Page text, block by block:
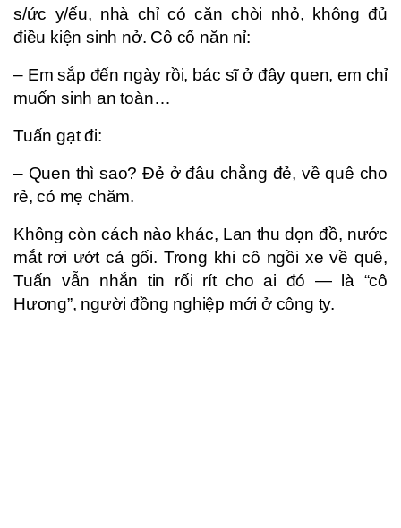
s/ức y/ếu, nhà chỉ có căn chòi nhỏ, không đủ
điều kiện sinh nở. Cô cố năn nỉ:
– Em sắp đến ngày rồi, bác sĩ ở đây quen, em chỉ
muốn sinh an toàn…
Tuấn gạt đi:
– Quen thì sao? Đẻ ở đâu chẳng đẻ, về quê cho
rẻ, có mẹ chăm.
Không còn cách nào khác, Lan thu dọn đồ, nước
mắt rơi ướt cả gối. Trong khi cô ngồi xe về quê,
Tuấn vẫn nhắn tin rối rít cho ai đó — là “cô
Hương”, người đồng nghiệp mới ở công ty.